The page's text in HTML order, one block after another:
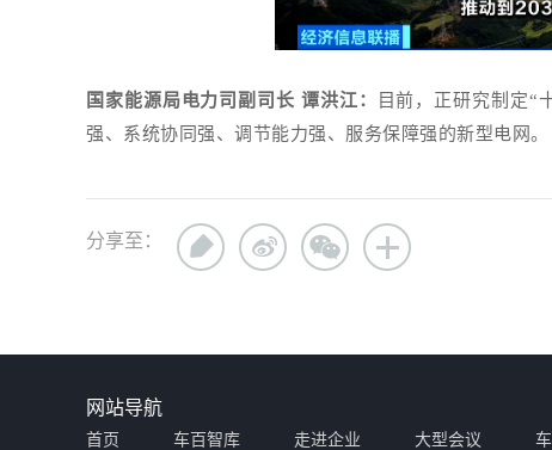
国家能源局电力司副司长 谭洪江：
目前，正研究制定“
强、系统协同强、调节能力强、服务保障强的新型电网。
分享至：
网站导航
首页 车百智库 走进企业 大型会议